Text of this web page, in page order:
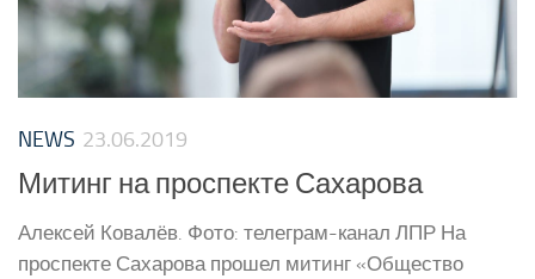
NEWS 23.06.2019
Митинг на проспекте Сахарова
Алексей Ковалёв. Фото: телеграм-канал ЛПР На
проспекте Сахарова прошел митинг «Общество